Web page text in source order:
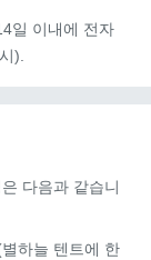
일 이내에 전자
).
다음과 같습니
하늘 텐트에 한